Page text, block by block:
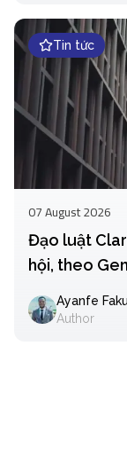
Tin tức
07 August 2026
Đạo luật
hội, theo
Ayanfe
Author